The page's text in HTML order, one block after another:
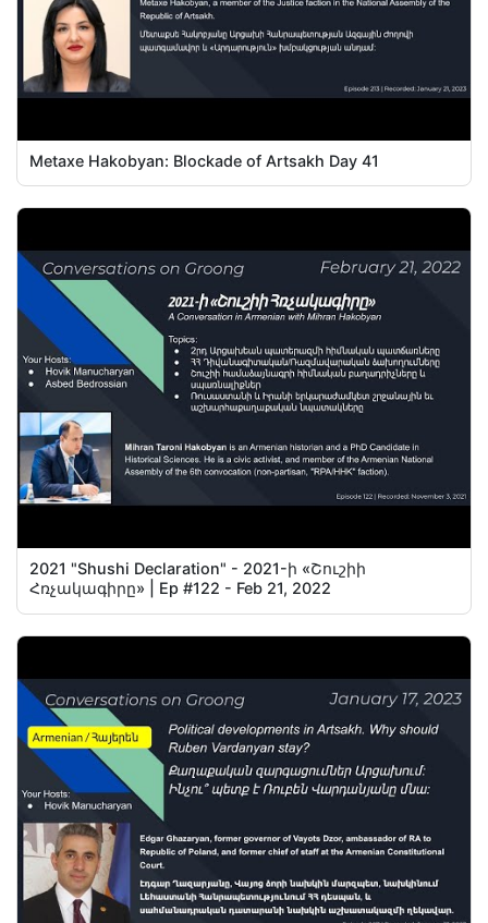
Metaxe Hakobyan: Blockade of Artsakh Day 41
2021 "Shushi Declaration" - 2021-ի «Շուշիի
Հռչակագիրը» | Ep #122 - Feb 21, 2022